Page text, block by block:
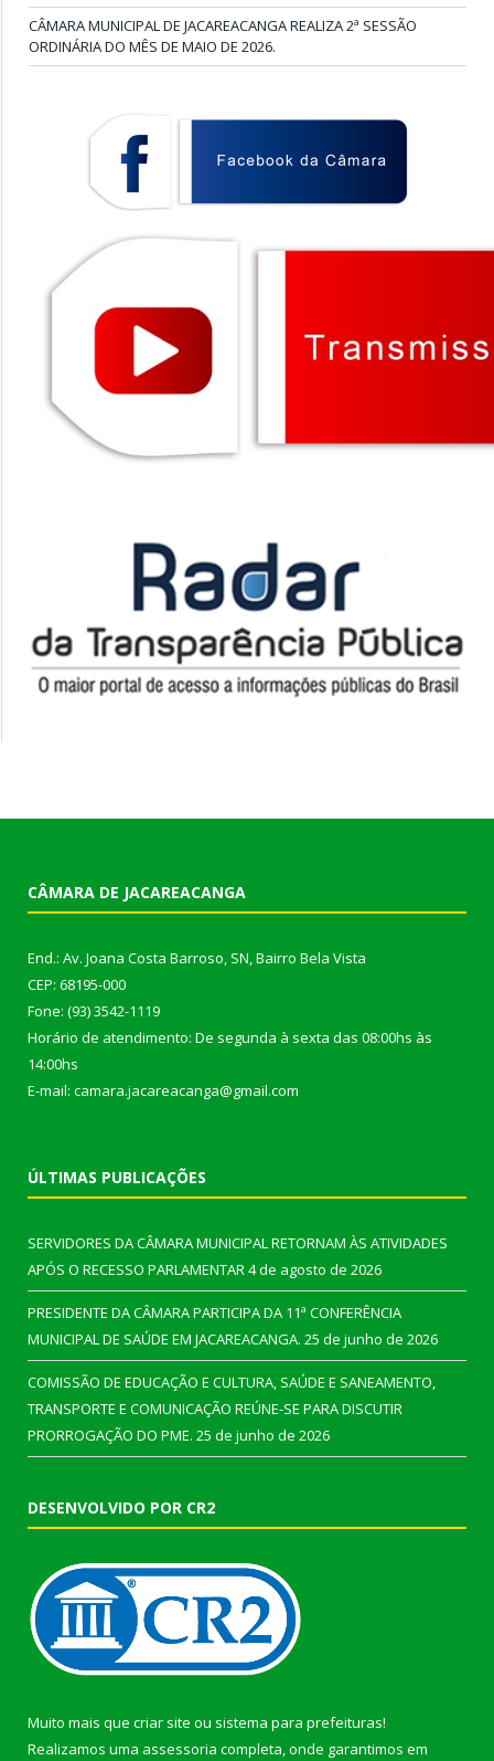
CÂMARA MUNICIPAL DE JACAREACANGA REALIZA 2ª SESSÃO
ORDINÁRIA DO MÊS DE MAIO DE 2026.
CÂMARA DE JACAREACANGA
End.: Av. Joana Costa Barroso, SN, Bairro Bela Vista
CEP: 68195-000
Fone: (93) 3542-1119
Horário de atendimento: De segunda à sexta das 08:00hs às
14:00hs
E-mail: camara.jacareacanga@gmail.com
ÚLTIMAS PUBLICAÇÕES
SERVIDORES DA CÂMARA MUNICIPAL RETORNAM ÀS ATIVIDADES
APÓS O RECESSO PARLAMENTAR4 de agosto de 2026
PRESIDENTE DA CÂMARA PARTICIPA DA 11ª CONFERÊNCIA
MUNICIPAL DE SAÚDE EM JACAREACANGA. 25 de junho de 2026
COMISSÃO DE EDUCAÇÃO E CULTURA, SAÚDE E SANEAMENTO,
TRANSPORTE E COMUNICAÇÃO REÚNE-SE PARA DISCUTIR
PRORROGAÇÃO DO PME. 25 de junho de 2026
DESENVOLVIDO POR CR2
Muito mais que criar site ou sistema para prefeituras!
Realizamos uma assessoria completa, onde garantimos em